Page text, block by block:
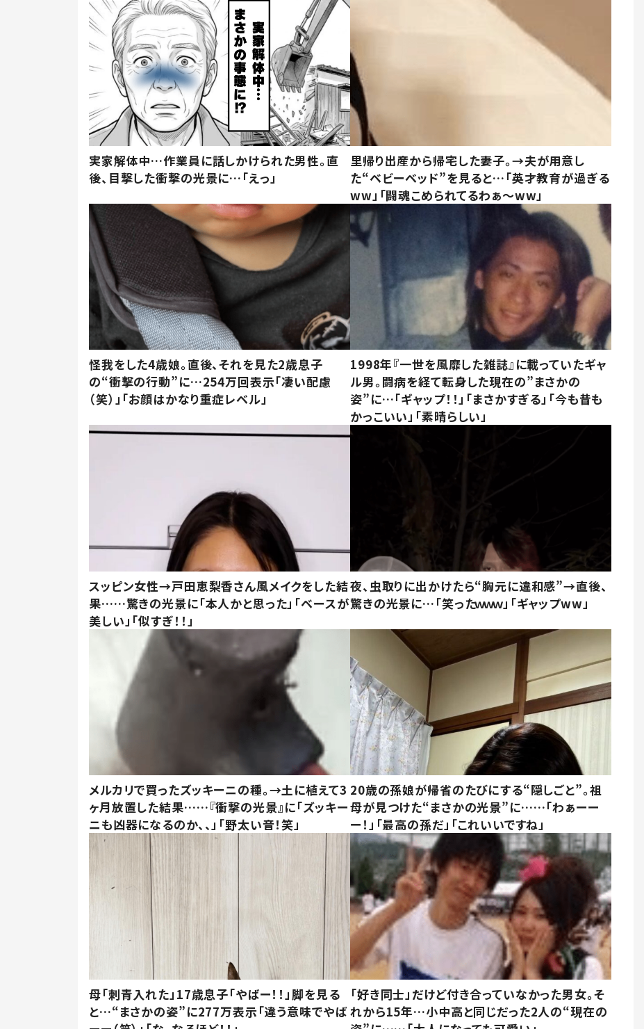
実家解体中…作業員に話しかけられた男性。直
後、目撃した衝撃の光景に…「えっ」
里帰り出産から帰宅した妻子。→夫が用意し
た“ベビーベッド”を見ると…「英才教育が過ぎる
ww」「闘魂こめられてるわぁ～ww」
怪我をした4歳娘。直後、それを見た2歳息子
の“衝撃の行動”に…254万回表示「凄い配慮
（笑）」「お顔はかなり重症レベル」
1998年『一世を風靡した雑誌』に載っていたギャ
ル男。闘病を経て転身した現在の”まさかの
姿”に…「ギャップ！！」「まさかすぎる」「今も昔も
かっこいい」「素晴らしい」
スッピン女性→戸田恵梨香さん風メイクをした結
果……驚きの光景に「本人かと思った」「ベースが
美しい」「似すぎ！！」
夜、虫取りに出かけたら“胸元に違和感”→直後、
驚きの光景に…「笑ったｗｗｗ」「ギャップww」
メルカリで買ったズッキーニの種。→土に植えて3
ヶ月放置した結果……『衝撃の光景』に「ズッキー
ニも凶器になるのか、、」「野太い音！笑」
20歳の孫娘が帰省のたびにする“隠しごと”。祖
母が見つけた“まさかの光景”に……「わぁーー
ー！」「最高の孫だ」「これいいですね」
母「刺青入れた」17歳息子「やばー！！」脚を見る
と…“まさかの姿”に277万表示「違う意味でやば
「好き同士」だけど付き合っていなかった男女。そ
れから15年…小中高と同じだった2人の“現在の